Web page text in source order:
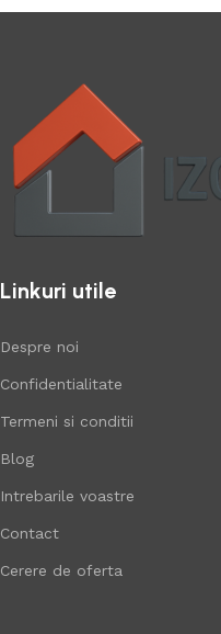
Linkuri utile
Despre noi
Confidentialitate
Termeni si conditii
Blog
Intrebarile voastre
Contact
Cerere de oferta